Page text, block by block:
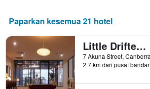
Paparkan kesemua 21 hotel
Little Drifter Canberra
2.7 km dari pusat bandar